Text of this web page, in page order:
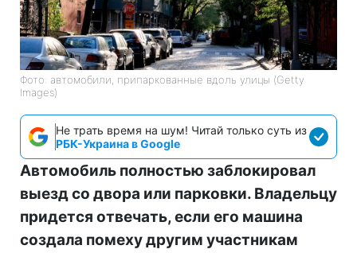
Фото: автомобили, припаркованные вдоль улицы (Getty
Images)
Не трать время на шум! Читай только суть из
РБК-Украина в Google
Автомобиль полностью заблокировал
выезд со двора или парковки. Владельцу
придется отвечать, если его машина
создала помеху другим участникам